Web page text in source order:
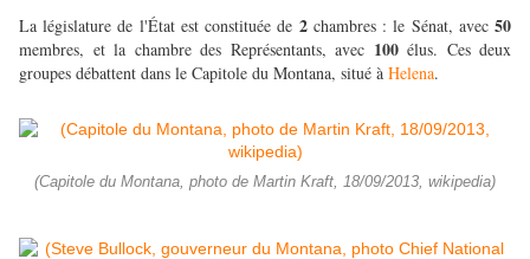
La législature de l'État est constituée de 2chambres : le Sénat, avec50
membres, et la chambre des Représentants, avec 100 élus. Ces deux
groupes débattent dans le Capitole du Montana, situé à Helena.
(Capitole du Montana, photo de Martin Kraft, 18/09/2013, wikipedia)